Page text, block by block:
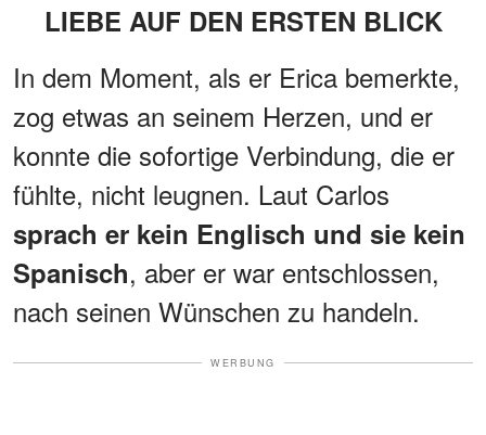
LIEBE AUF DEN ERSTEN BLICK
In dem Moment, als er Erica bemerkte,
zog etwas an seinem Herzen, und er
konnte die sofortige Verbindung, die er
fühlte, nicht leugnen. Laut Carlos
sprach er kein Englisch und sie kein
Spanisch, aber er war entschlossen,
nach seinen Wünschen zu handeln.
WERBUNG